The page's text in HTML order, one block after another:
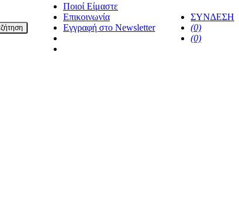
Ποιοί Είμαστε
Επικοινωνία
Εγγραφή στο Newsletter
ΣΥΝΔΕΣΗ
(0)
(0)